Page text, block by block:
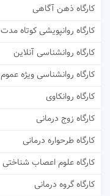
کارگاه ذهن آگاهی
کارگاه روانپویشی کوتاه مدت
کارگاه روانشناسی آنلاین
کارگاه روانشناسی ویژه عموم
کارگاه روانکاوی
کارگاه زوج درمانی
کارگاه طرحواره درمانی
کارگاه علوم اعصاب شناختی
کارگاه گروه درمانی